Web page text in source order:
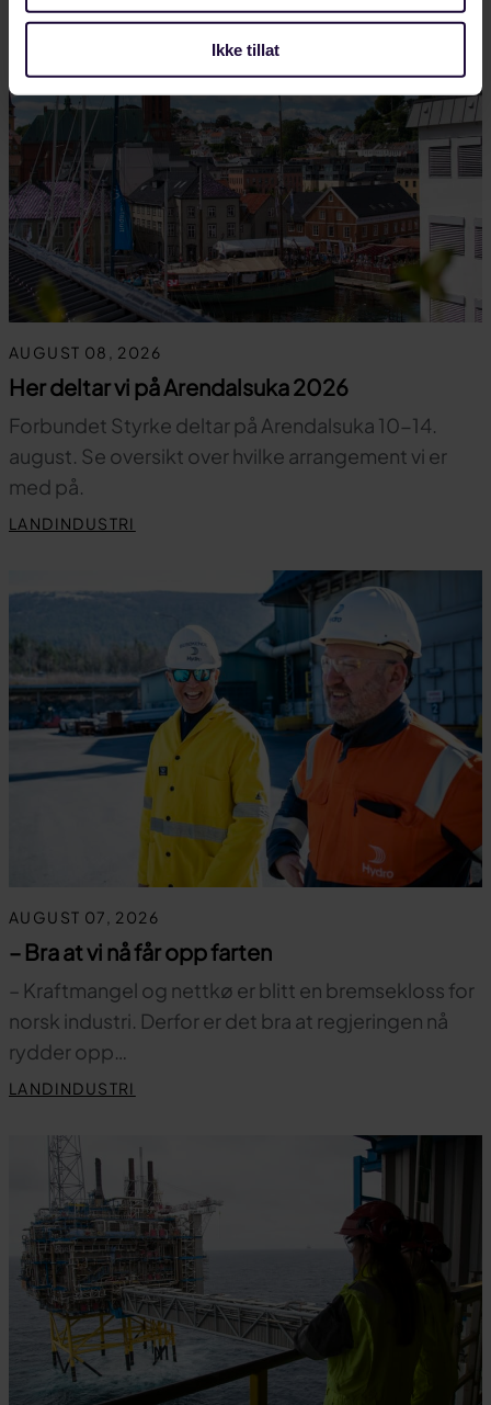
Ikke tillat
AUGUST 08, 2026
Her deltar vi på Arendalsuka 2026
Forbundet Styrke deltar på Arendalsuka 10-14.
august. Se oversikt over hvilke arrangement vi er
med på.
LANDINDUSTRI
AUGUST 07, 2026
– Bra at vi nå får opp farten
– Kraftmangel og nettkø er blitt en bremsekloss for
norsk industri. Derfor er det bra at regjeringen nå
rydder opp…
LANDINDUSTRI